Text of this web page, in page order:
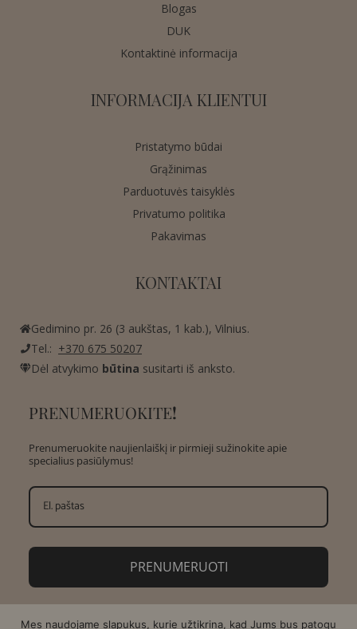
Blogas
DUK
Kontaktinė informacija
INFORMACIJA KLIENTUI
Pristatymo būdai
Grąžinimas
Parduotuvės taisyklės
Privatumo politika
Pakavimas
KONTAKTAI
Gedimino pr. 26 (3 aukštas, 1 kab.), Vilnius.
Tel.: +370 675 50207
Dėl atvykimo būtina susitarti iš anksto.
PRENUMERUOKITE!
Prenumeruokite naujienlaiškį ir pirmieji sužinokite apie
specialius pasiūlymus!
PRENUMERUOTI
Mes naudojame slapukus, kurie užtikrina, kad Jums bus patogu